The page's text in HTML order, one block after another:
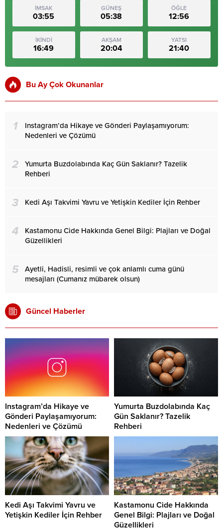
İMSAK
03:55
GÜNEŞ
05:38
ÖĞLE
12:56
İKİNDİ
16:49
AKŞAM
20:04
YATSI
21:40
Bu Ay Çok Okunanlar
1
Instagram’da Hikaye ve Gönderi Paylaşamıyorum:
Nedenleri ve Çözümü
2
Yumurta Buzdolabında Kaç Gün Saklanır? Tazelik
Rehberi
3 Kedi Aşı Takvimi Yavru ve Yetişkin Kediler İçin Rehber
4
Kastamonu Cide Hakkında Genel Bilgi: Plajları ve Doğal
Güzellikleri
5
Ayetli, Hadisli, resimli ve çok anlamlı cuma günü
mesajları (Cumanız mübarek olsun)
Güncel Haberler
Instagram’da Hikaye ve
Gönderi Paylaşamıyorum:
Nedenleri ve Çözümü
Yumurta Buzdolabında Kaç
Gün Saklanır? Tazelik
Rehberi
Kedi Aşı Takvimi Yavru ve
Yetişkin Kediler İçin Rehber
Kastamonu Cide Hakkında
Genel Bilgi: Plajları ve Doğal
Güzellikleri